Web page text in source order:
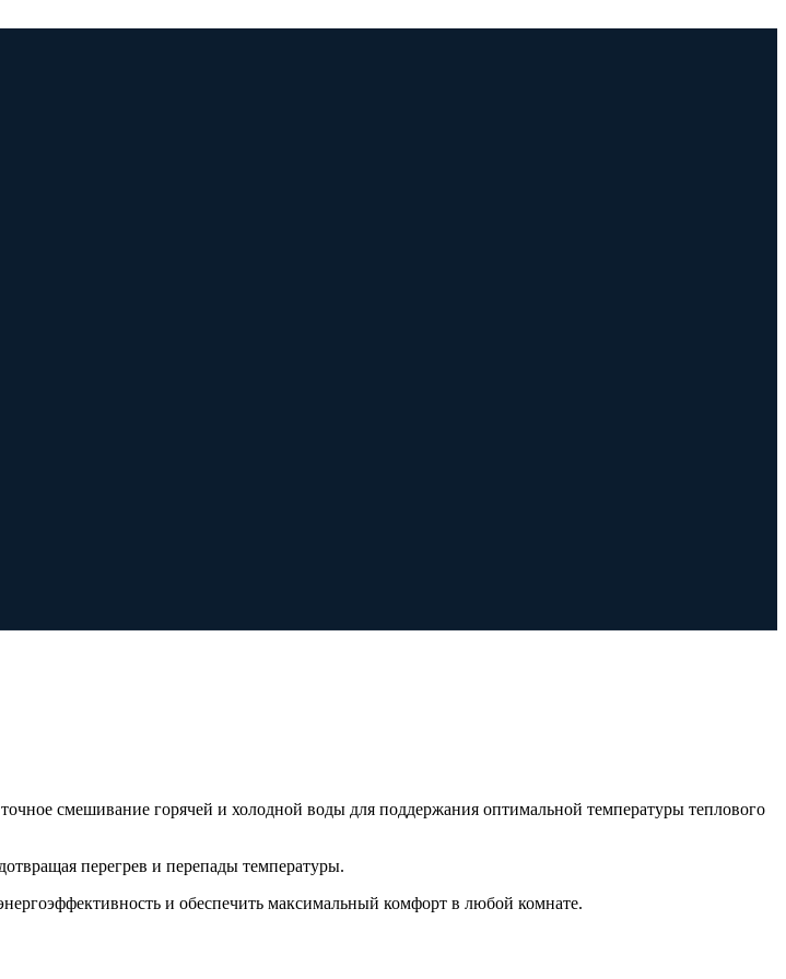
смешивание горячей и холодной воды для поддержания оптимальной температуры теплового
перегрев и перепады температуры.
и обеспечить максимальный комфорт в любой комнате.